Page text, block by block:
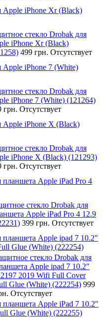
Apple iPhone Xr (Black)
стекло Drobak для
iPhone Xr (Black)
499 грн. Отсутствует
Apple iPhone 7 (White)
стекло Drobak для
iPhone 7 (White) (121264)
грн. Отсутствует
Apple iPhone X (Black)
стекло Drobak для
iPhone X (Black) (121293)
грн. Отсутствует
планшета Apple iPad Pro 4
стекло Drobak для
Apple iPad Pro 4 12.9
399 грн. Отсутствует
планшета Apple ipad 7 10.2"
Glue (White) (222254)
стекло Drobak для
Apple ipad 7 10.2"
2019 Wifi Full Cover
Glue (White) (222254) 999
Отсутствует
планшета Apple iPad 7 10.2"
Glue (White) (222255)